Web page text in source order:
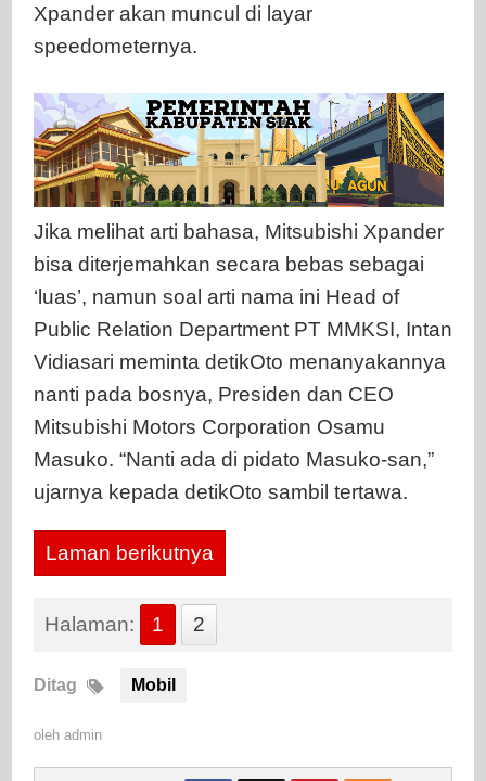
Xpander akan muncul di layar
speedometernya.
Jika melihat arti bahasa, Mitsubishi Xpander
bisa diterjemahkan secara bebas sebagai
‘luas’, namun soal arti nama ini Head of
Public Relation Department PT MMKSI, Intan
Vidiasari meminta detikOto menanyakannya
nanti pada bosnya, Presiden dan CEO
Mitsubishi Motors Corporation Osamu
Masuko. “Nanti ada di pidato Masuko-san,”
ujarnya kepada detikOto sambil tertawa.
Laman berikutnya
Halaman: 1 2
Ditag Mobil
oleh admin